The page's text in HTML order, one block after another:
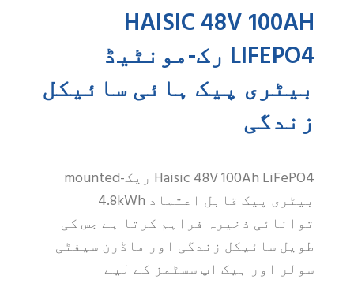
HAISIC 48V 100AH
LIFEPO4 رک-مونٹیڈ
بیٹری پیک ہائی سائیکل
زندگی
Haisic 48V 100Ah LiFePO4 ریک-mounted
بیٹری پیک قابل اعتماد 4.8kWh
توانائی ذخیرہ فراہم کرتا ہے جس کی
طویل سائیکل زندگی اور ماڈرن سیفٹی
سولر اور بیک اپ سسٹمز کے لیے